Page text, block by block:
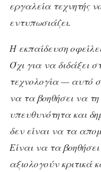
εργαλεία τεχνητής
εντυπωσιάζει.
Η εκπαίδευση
Όχι για να διδάξει
τεχνολογία — αυτό
να τα βοηθήσει να τη
υπευθυνότητα και
δεν είναι να τα
Είναι να τα
αξιολογούν κριτικά